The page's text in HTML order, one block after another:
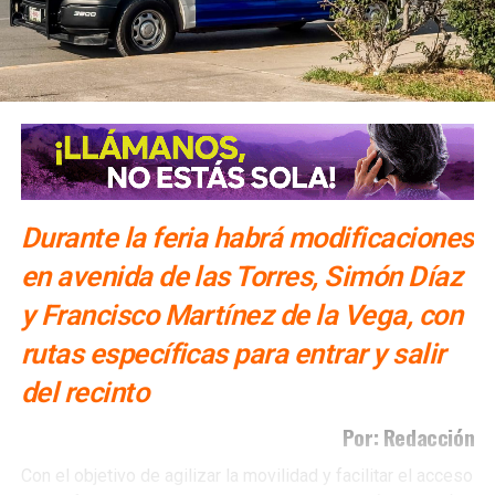
Durante la feria habrá modificaciones
en avenida de las Torres, Simón Díaz
y Francisco Martínez de la Vega, con
rutas específicas para entrar y salir
del recinto
Por: Redacción
Con el objetivo de agilizar la movilidad y facilitar el acceso